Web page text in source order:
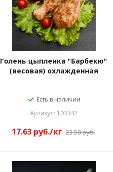
Голень цыпленка "Барбекю"
(весовая) охлажденная
Есть в наличии
Артикул: 103342
17.63 руб./кг 23.50руб.